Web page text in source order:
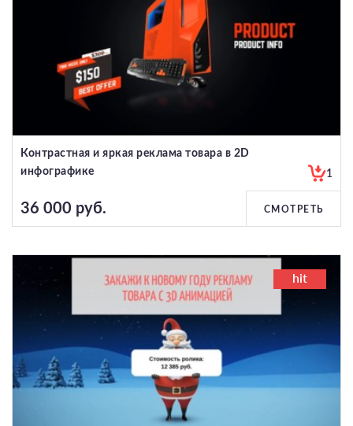
Контрастная и яркая реклама товара в 2D
инфографике
1
36 000 руб. СМОТРЕТЬ
hit